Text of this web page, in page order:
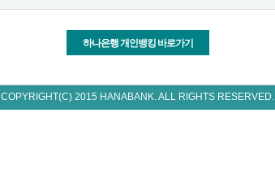
하나은행 개인뱅킹 바로가기
COPYRIGHT(C) 2015 HANABANK. ALL RIGHTS RESERVED.